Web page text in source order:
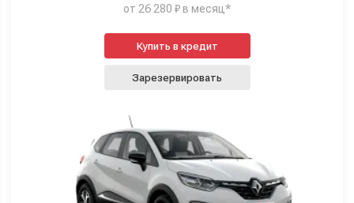
от 26 280 ₽ в месяц*
Купить в кредит
Зарезервировать